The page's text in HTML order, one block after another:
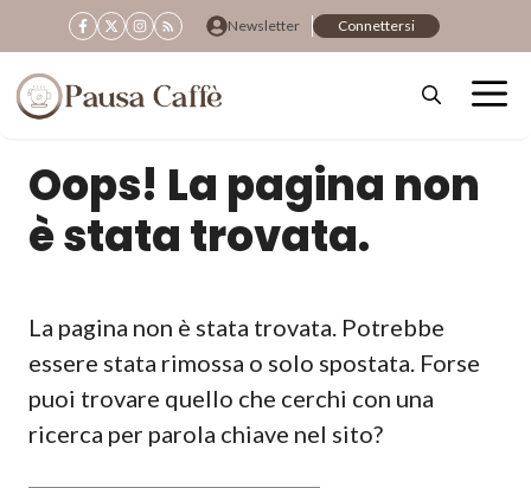
al
contenuto
Newsletter Connettersi
Oops! La pagina non
è stata trovata.
La pagina non è stata trovata. Potrebbe
essere stata rimossa o solo spostata. Forse
puoi trovare quello che cerchi con una
ricerca per parola chiave nel sito?